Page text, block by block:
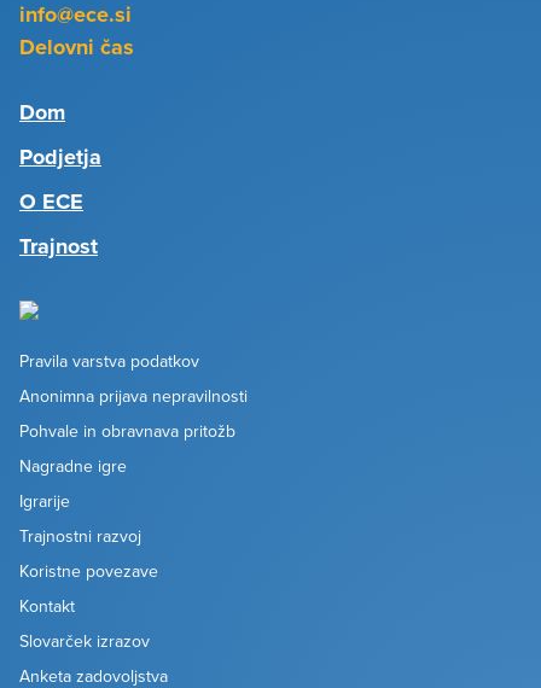
info@ece.si
Delovni čas
Dom
Podjetja
O ECE
Trajnost
Pravila varstva podatkov
Anonimna prijava nepravilnosti
Pohvale in obravnava pritožb
Nagradne igre
Igrarije
Trajnostni razvoj
Koristne povezave
Kontakt
Slovarček izrazov
Anketa zadovoljstva